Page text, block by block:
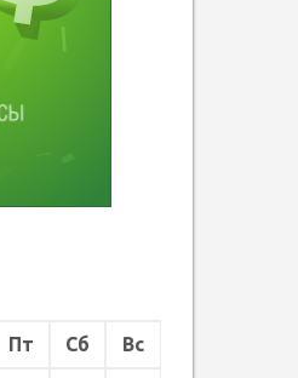
Пт Сб Вс